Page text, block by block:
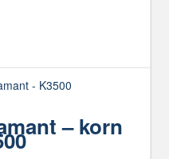
– korn